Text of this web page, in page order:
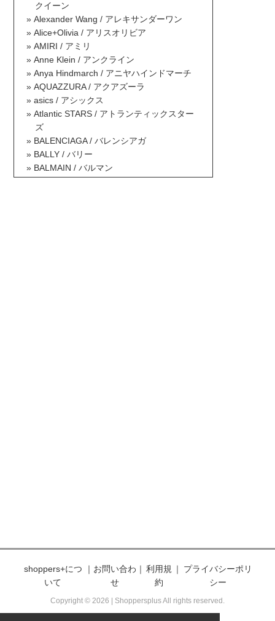
クイーン
Alexander Wang / アレキサンダーワン
Alice+Olivia / アリスオリビア
AMIRI / アミリ
Anne Klein / アンクライン
Anya Hindmarch / アニヤハインドマーチ
AQUAZZURA / アクアズーラ
asics / アシックス
Atlantic STARS / アトランティックスター
ズ
BALENCIAGA / バレンシアガ
BALLY / バリー
BALMAIN / バルマン
Charlotte Olympia / シャーロットオリンピ
Chi Chi London / チチロンドン
Chiara Ferragni / キアラフェラーニ
Chloe / クロエ
Christian Louboutin / クリスチャンルブタ
shoppers+につ
いて
｜ お問い合わ
せ
｜ 利用規
約
｜
プライバシーポリ
シー
Copyright © 2026 | Shoppersplus All rights reserved.